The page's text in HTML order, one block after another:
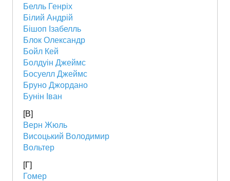
Белль Генріх
Білий Андрій
Бішоп Ізабелль
Блок Олександр
Бойл Кей
Болдуін Джеймс
Босуелл Джеймс
Бруно Джордано
Бунін Іван
[В]
Верн Жюль
Висоцький Володимир
Вольтер
[Г]
Гомер